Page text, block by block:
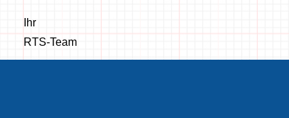
Ihr
RTS-Team